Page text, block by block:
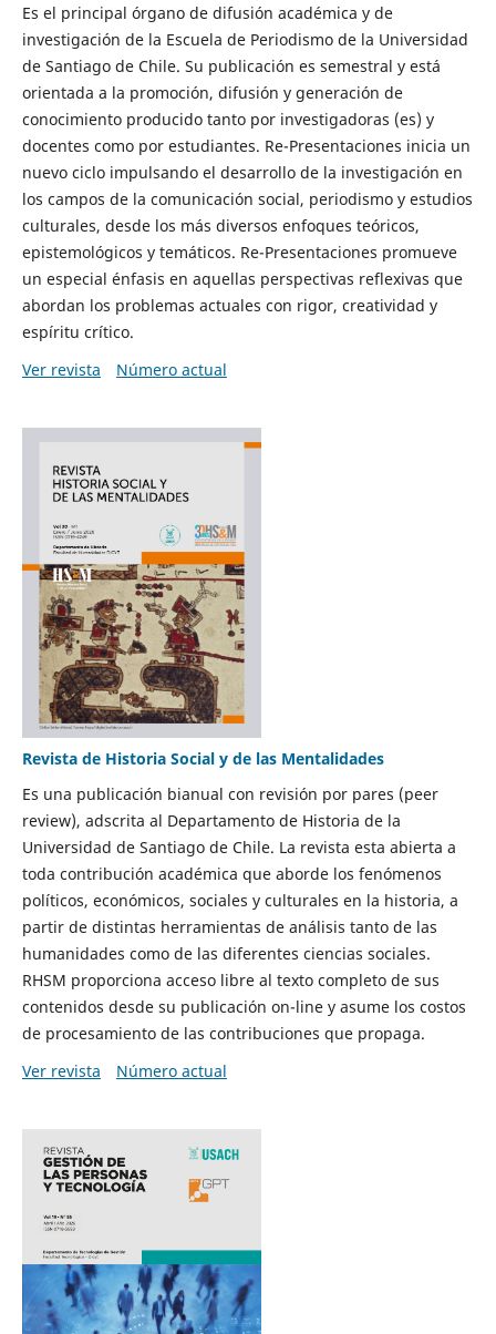
Es el principal órgano de difusión académica y de
investigación de la Escuela de Periodismo de la Universidad
de Santiago de Chile. Su publicación es semestral y está
orientada a la promoción, difusión y generación de
conocimiento producido tanto por investigadoras (es) y
docentes como por estudiantes. Re-Presentaciones inicia un
nuevo ciclo impulsando el desarrollo de la investigación en
los campos de la comunicación social, periodismo y estudios
culturales, desde los más diversos enfoques teóricos,
epistemológicos y temáticos. Re-Presentaciones promueve
un especial énfasis en aquellas perspectivas reflexivas que
abordan los problemas actuales con rigor, creatividad y
espíritu crítico.
Ver revista
Número actual
Revista de Historia Social y de las Mentalidades
Es una publicación bianual con revisión por pares (peer
review), adscrita al Departamento de Historia de la
Universidad de Santiago de Chile. La revista esta abierta a
toda contribución académica que aborde los fenómenos
políticos, económicos, sociales y culturales en la historia, a
partir de distintas herramientas de análisis tanto de las
humanidades como de las diferentes ciencias sociales.
RHSM proporciona acceso libre al texto completo de sus
contenidos desde su publicación on-line y asume los costos
de procesamiento de las contribuciones que propaga.
Ver revista
Número actual